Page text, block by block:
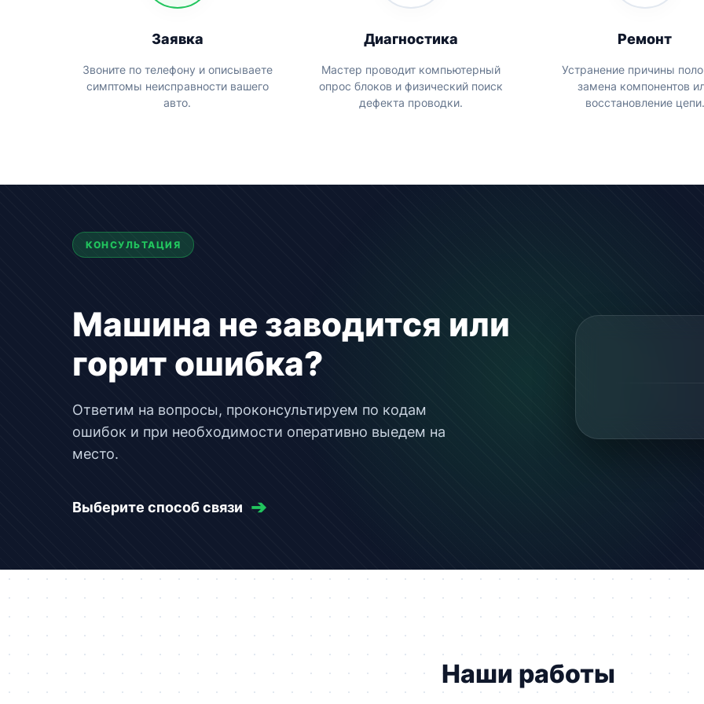
Заявка
Звоните по телефону и описываете
симптомы неисправности вашего
авто.
Диагностика
Мастер проводит компьютерный
опрос блоков и физический поиск
дефекта проводки.
Ремонт
Устранение причины
замена компонентов
восстановление цепи.
КОНСУЛЬТАЦИЯ
Машина не заводится или
горит ошибка?
Ответим на вопросы, проконсультируем по кодам
ошибок и при необходимости оперативно выедем на
место.
Выберите способ связи ➔
Наши работы